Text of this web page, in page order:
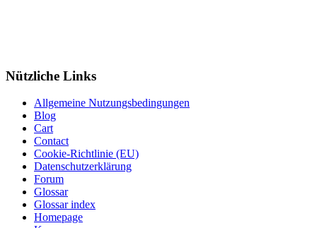
Nützliche Links
Allgemeine Nutzungsbedingungen
Blog
Cart
Contact
Cookie-Richtlinie (EU)
Datenschutzerklärung
Forum
Glossar
Glossar index
Homepage